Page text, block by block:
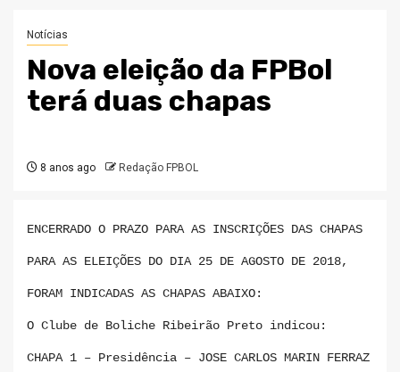
Notícias
Nova eleição da FPBol
terá duas chapas
8 anos ago Redação FPBOL
ENCERRADO O PRAZO PARA AS INSCRIÇÕES DAS CHAPAS
PARA AS ELEIÇÕES DO DIA 25 DE AGOSTO DE 2018,
FORAM INDICADAS AS CHAPAS ABAIXO:
O Clube de Boliche Ribeirão Preto indicou:
CHAPA 1 – Presidência – JOSE CARLOS MARIN FERRAZ